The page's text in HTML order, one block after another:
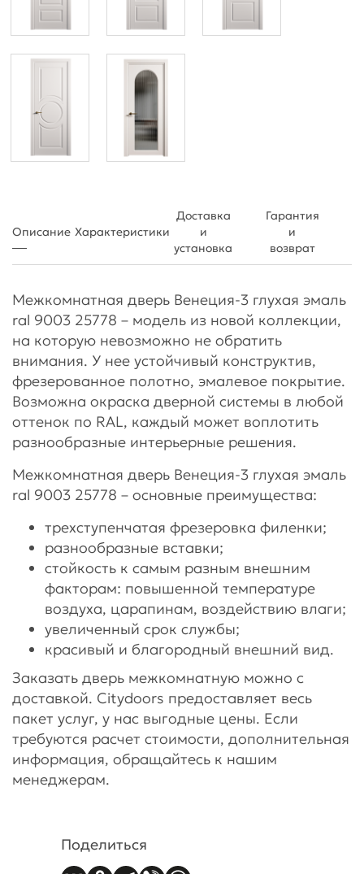
Описание Характеристики
Доставка
и
установка
Гарантия
и
возврат
Межкомнатная дверь Венеция-3 глухая эмаль
ral 9003 25778 – модель из новой коллекции,
на которую невозможно не обратить
внимания. У нее устойчивый конструктив,
фрезерованное полотно, эмалевое покрытие.
Возможна окраска дверной системы в любой
оттенок по RAL, каждый может воплотить
разнообразные интерьерные решения.
Межкомнатная дверь Венеция-3 глухая эмаль
ral 9003 25778 – основные преимущества:
трехступенчатая фрезеровка филенки;
разнообразные вставки;
стойкость к самым разным внешним
факторам: повышенной температуре
воздуха, царапинам, воздействию влаги;
увеличенный срок службы;
красивый и благородный внешний вид.
Заказать дверь межкомнатную можно с
доставкой. Citydoors предоставляет весь
пакет услуг, у нас выгодные цены. Если
требуются расчет стоимости, дополнительная
информация, обращайтесь к нашим
менеджерам.
Поделиться